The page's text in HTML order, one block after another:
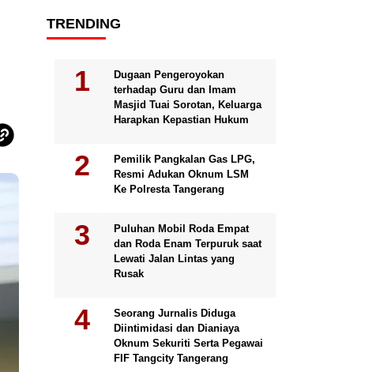
TRENDING
Dugaan Pengeroyokan
terhadap Guru dan Imam
Masjid Tuai Sorotan, Keluarga
Harapkan Kepastian Hukum
Pemilik Pangkalan Gas LPG,
Resmi Adukan Oknum LSM
Ke Polresta Tangerang
Puluhan Mobil Roda Empat
dan Roda Enam Terpuruk saat
Lewati Jalan Lintas yang
Rusak
Seorang Jurnalis Diduga
Diintimidasi dan Dianiaya
Oknum Sekuriti Serta Pegawai
FIF Tangcity Tangerang